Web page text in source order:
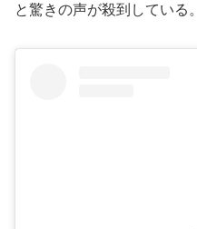
と驚きの声が殺到している。